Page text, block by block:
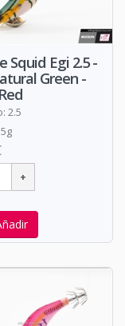
Squid Egi 2.5 -
Green -
2.5